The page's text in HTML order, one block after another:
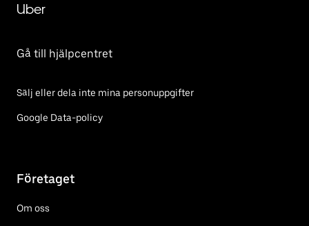
Uber
Gå till hjälpcentret
Sälj eller dela inte mina personuppgifter
Google Data-policy
Företaget
Om oss